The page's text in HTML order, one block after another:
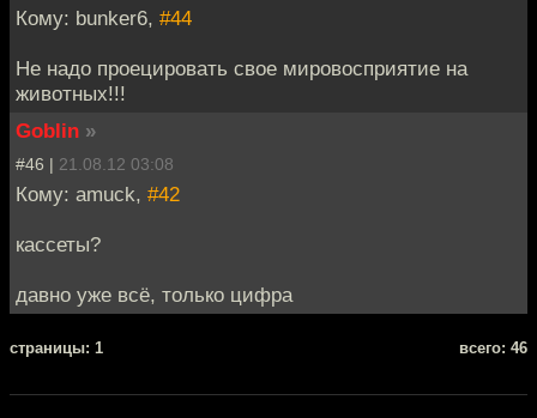
Кому: bunker6, #44
Не надо проецировать свое мировосприятие на
животных!!!
Goblin »
#46 | 21.08.12 03:08
Кому: amuck, #42
кассеты?
давно уже всё, только цифра
cтраницы: 1 всего: 46